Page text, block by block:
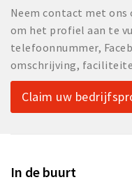
Neem contact met ons
om het profiel aan te
telefoonnummer,
omschrijving,
Claim uw
In de buurt